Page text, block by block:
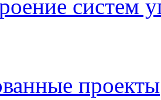
систем
проекты